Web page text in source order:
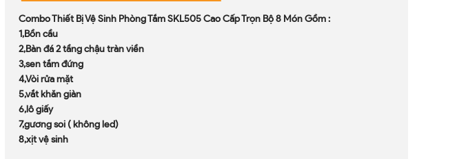
Combo Thiết Bị Vệ Sinh Phòng Tắm SKL505 Cao Cấp Trọn Bộ 8 Món Gồm :
1,Bồn cầu
2,Bàn đá 2 tầng chậu tràn viền
3,sen tắm đứng
4,Vòi rửa mặt
5,vắt khăn giàn
6,lô giấy
7,gương soi ( không led)
8,xịt vệ sinh